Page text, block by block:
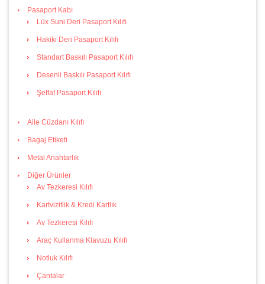
Pasaport Kabı
Lüx Suni Deri Pasaport Kılıfı
Hakiki Deri Pasaport Kılıfı
Standart Baskılı Pasaport Kılıfı
Desenli Baskılı Pasaport Kılıfı
Şeffaf Pasaport Kılıfı
Aile Cüzdanı Kılıfı
Bagaj Etiketi
Metal Anahtarlık
Diğer Ürünler
Av Tezkeresi Kılıfı
Kartvizitlik & Kredi Kartlık
Av Tezkeresi Kılıfı
Araç Kullanma Klavuzu Kılıfı
Notluk Kılıfı
Çantalar